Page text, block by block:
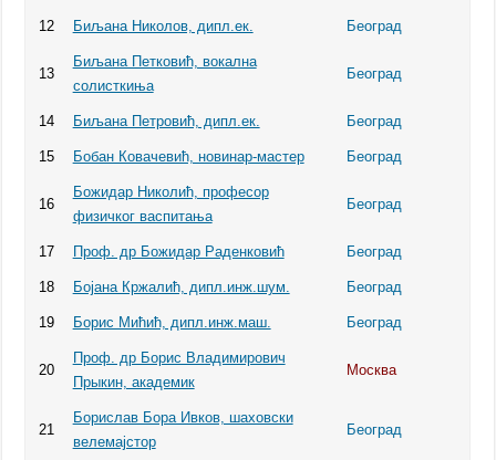
12 Биљана Николов, дипл.ек. Београд
13
Биљана Петковић, вокална
солисткиња
Београд
14 Биљана Петровић, дипл.ек. Београд
15 Бобан Ковачевић, новинар-мастер Београд
16
Божидар Николић, професор
физичког васпитања
Београд
17 Проф. др Божидар Раденковић Београд
18 Бојана Кржалић, дипл.инж.шум. Београд
19 Борис Мићић, дипл.инж.маш. Београд
20
Проф. др Борис Владимирович
Прыкин, академик
Москва
21
Бoрислав Бора Ивков, шаховски
велемајстор
Београд